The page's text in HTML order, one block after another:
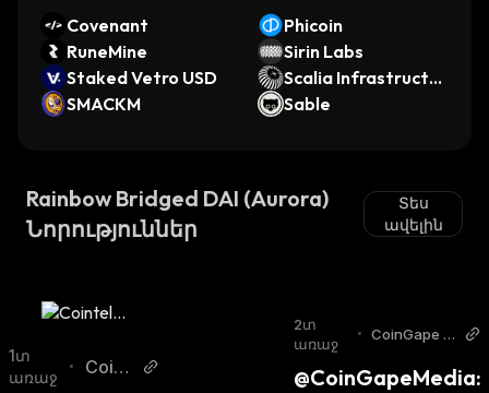
Covenant
Phicoin
RuneMine
Sirin Labs
Staked Vetro USD
Scalia Infrastructur
e
SMACKM Sable
Rainbow Bridged DAI (Aurora)
Նորություններ
Տես
ավելին
1տ
առաջ
•
Coint
2տ
առաջ
• CoinGape T
@CoinGapeMedia: